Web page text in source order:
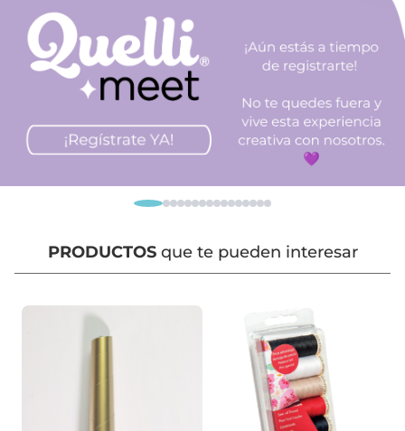
PRODUCTOSque te pueden interesar